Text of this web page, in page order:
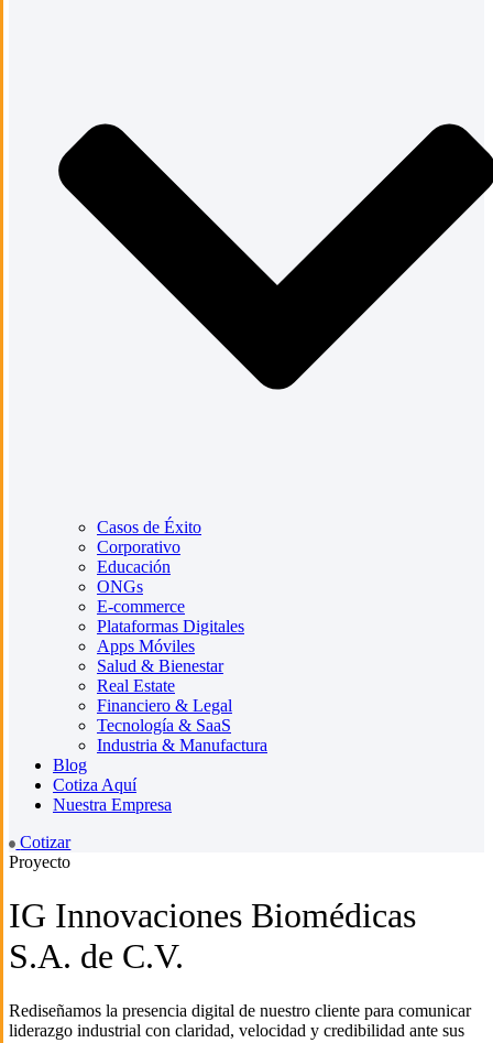
Casos de Éxito
Corporativo
Educación
ONGs
E-commerce
Plataformas Digitales
Apps Móviles
Salud & Bienestar
Real Estate
Financiero & Legal
Tecnología & SaaS
Industria & Manufactura
Blog
Cotiza Aquí
Nuestra Empresa
Cotizar
Proyecto
IG Innovaciones Biomédicas
S.A. de C.V.
Rediseñamos la presencia digital de nuestro cliente para comunicar
liderazgo industrial con claridad, velocidad y credibilidad ante sus